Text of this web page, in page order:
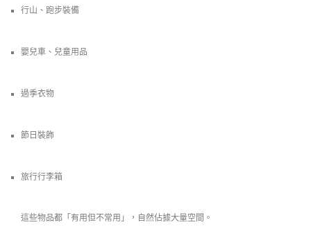
行山、跑步裝備
嬰兒車、兒童用品
過季衣物
節日裝飾
旅行行李箱
這些物品都「有用但不常用」，自然佔據大量空間。